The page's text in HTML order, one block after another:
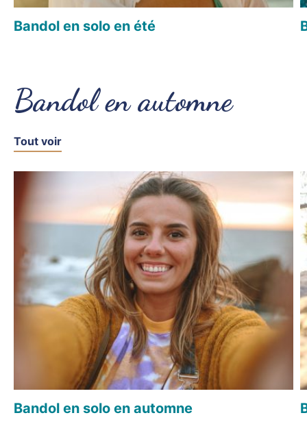
Bandol en solo en été
Bandol en automne
Tout voir
Bandol en solo en automne